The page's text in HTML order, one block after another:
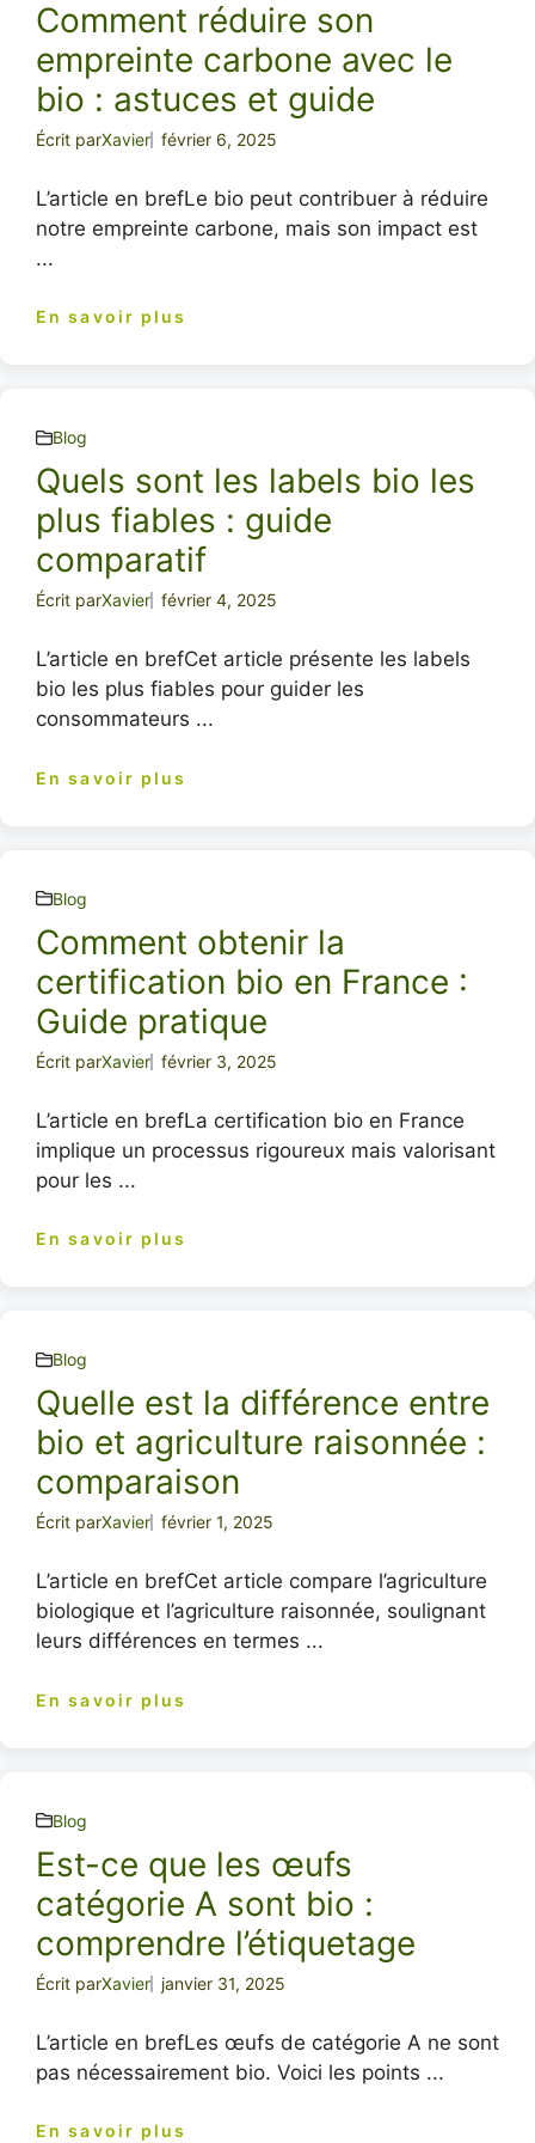
Comment réduire son
empreinte carbone avec le
bio : astuces et guide
Écrit parXavier février 6, 2025
L’article en brefLe bio peut contribuer à réduire
notre empreinte carbone, mais son impact est
...
En savoir plus
Blog
Quels sont les labels bio les
plus fiables : guide
comparatif
Écrit parXavier février 4, 2025
L’article en brefCet article présente les labels
bio les plus fiables pour guider les
consommateurs ...
En savoir plus
Blog
Comment obtenir la
certification bio en France :
Guide pratique
Écrit parXavier février 3, 2025
L’article en brefLa certification bio en France
implique un processus rigoureux mais valorisant
pour les ...
En savoir plus
Blog
Quelle est la différence entre
bio et agriculture raisonnée :
comparaison
Écrit parXavier février 1, 2025
L’article en brefCet article compare l’agriculture
biologique et l’agriculture raisonnée, soulignant
leurs différences en termes ...
En savoir plus
Blog
Est-ce que les œufs
catégorie A sont bio :
comprendre l’étiquetage
Écrit parXavier janvier 31, 2025
L’article en brefLes œufs de catégorie A ne sont
pas nécessairement bio. Voici les points ...
En savoir plus